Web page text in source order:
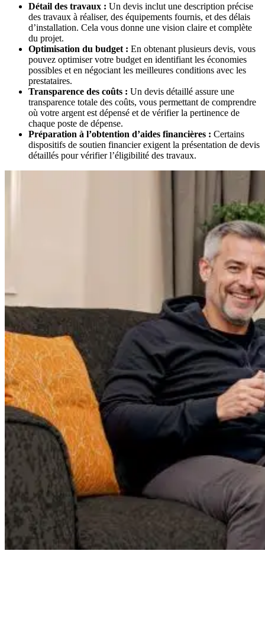
Détail des travaux : Un devis inclut une description précise
des travaux à réaliser, des équipements fournis, et des délais
d’installation. Cela vous donne une vision claire et complète
du projet.
Optimisation du budget : En obtenant plusieurs devis, vous
pouvez optimiser votre budget en identifiant les économies
possibles et en négociant les meilleures conditions avec les
prestataires.
Transparence des coûts : Un devis détaillé assure une
transparence totale des coûts, vous permettant de comprendre
où votre argent est dépensé et de vérifier la pertinence de
chaque poste de dépense.
Préparation à l’obtention d’aides financières : Certains
dispositifs de soutien financier exigent la présentation de devis
détaillés pour vérifier l’éligibilité des travaux.